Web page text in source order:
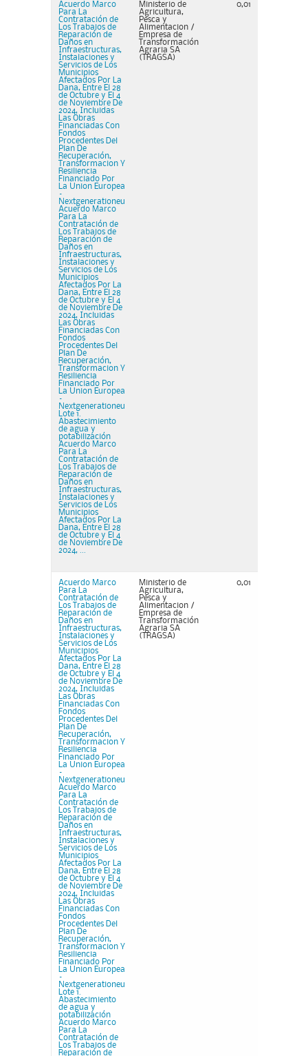
Acuerdo Marco
Para La
Contratación de
Los Trabajos de
Reparación de
Daños en
Infraestructuras,
Instalaciones y
Servicios de Los
Municipios
Afectados Por La
Dana, Entre El 28
de Octubre y El 4
de Noviembre De
2024, Incluidas
Las Obras
Financiadas Con
Fondos
Procedentes Del
Plan De
Recuperación,
Transformacion Y
Resiliencia
Financiado Por
La Union Europea
–
Nextgenerationeu
Acuerdo Marco
Para La
Contratación de
Los Trabajos de
Reparación de
Daños en
Infraestructuras,
Instalaciones y
Servicios de Los
Municipios
Afectados Por La
Dana, Entre El 28
de Octubre y El 4
de Noviembre De
2024, Incluidas
Las Obras
Financiadas Con
Fondos
Procedentes Del
Plan De
Recuperación,
Transformacion Y
Resiliencia
Financiado Por
La Union Europea
–
Nextgenerationeu
Lote 1.
Abastecimiento
de agua y
potabilización
Acuerdo Marco
Para La
Contratación de
Los Trabajos de
Reparación de
Daños en
Infraestructuras,
Instalaciones y
Servicios de Los
Municipios
Afectados Por La
Dana, Entre El 28
de Octubre y El 4
de Noviembre De
2024, ...
Ministerio de
Agricultura,
Pesca y
Alimentacion /
Empresa de
Transformación
Agraria SA
(TRAGSA)
0,01
Acuerdo Marco
Para La
Contratación de
Los Trabajos de
Reparación de
Daños en
Infraestructuras,
Instalaciones y
Servicios de Los
Municipios
Afectados Por La
Dana, Entre El 28
de Octubre y El 4
de Noviembre De
2024, Incluidas
Las Obras
Financiadas Con
Fondos
Procedentes Del
Plan De
Recuperación,
Transformacion Y
Resiliencia
Financiado Por
La Union Europea
–
Nextgenerationeu
Acuerdo Marco
Para La
Contratación de
Los Trabajos de
Reparación de
Daños en
Infraestructuras,
Instalaciones y
Servicios de Los
Municipios
Afectados Por La
Dana, Entre El 28
de Octubre y El 4
de Noviembre De
2024, Incluidas
Las Obras
Financiadas Con
Fondos
Procedentes Del
Plan De
Recuperación,
Transformacion Y
Resiliencia
Financiado Por
La Union Europea
–
Nextgenerationeu
Lote 1.
Abastecimiento
de agua y
potabilización
Acuerdo Marco
Para La
Contratación de
Los Trabajos de
Reparación de
Ministerio de
Agricultura,
Pesca y
Alimentacion /
Empresa de
Transformación
Agraria SA
(TRAGSA)
0,01